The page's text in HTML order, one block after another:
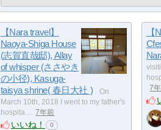
【Nara travel】
Naoya-Shiga House
(志賀直哉邸), Allay
of whisper (ささやき
の小径), Kasuga-
taisya shrine( 春日大社 )
On
March 10th, 2018 I went to my father's
hospita…
7年前
いいね！ 0
【
7